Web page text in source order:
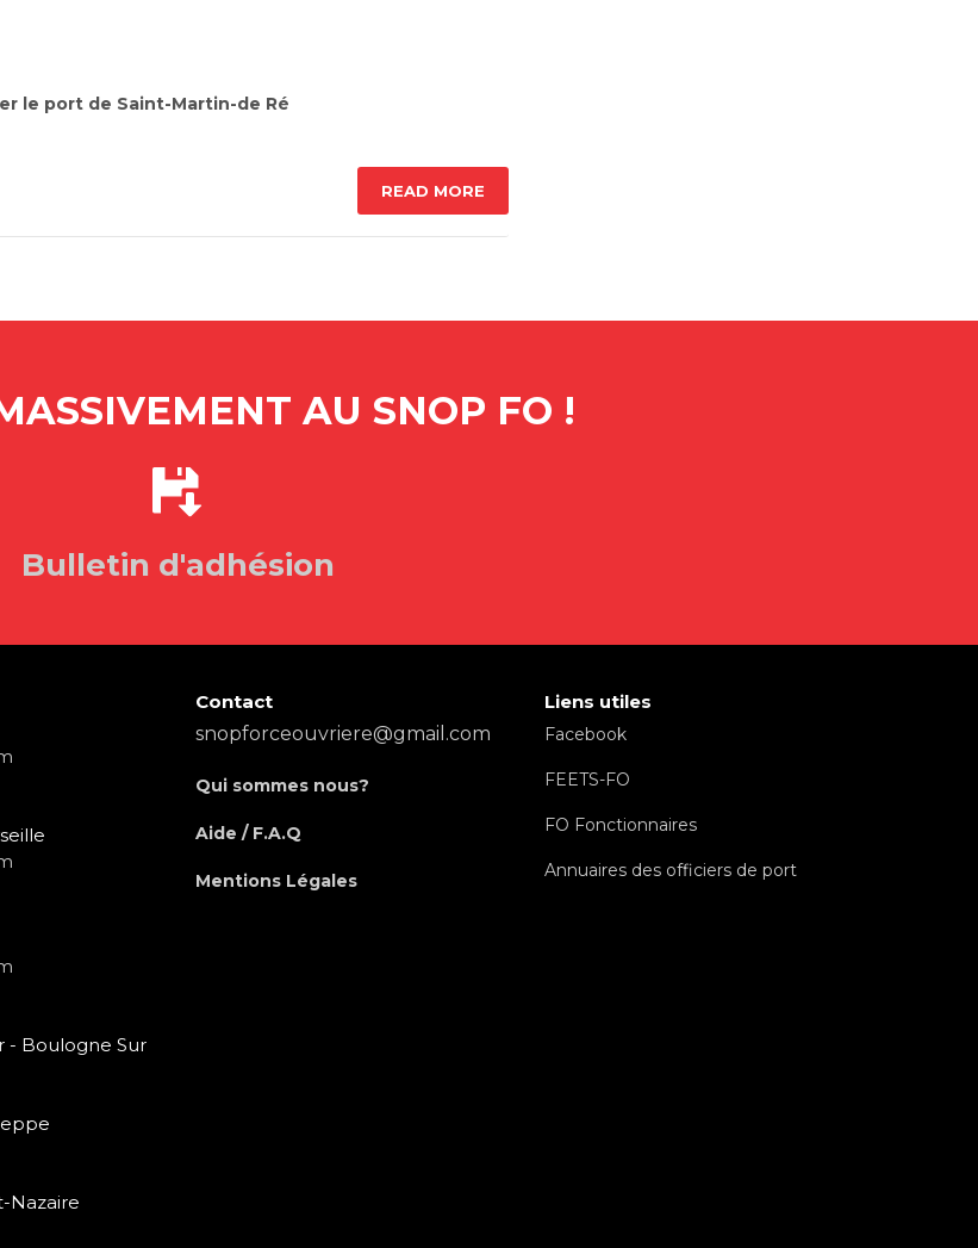
le port de Saint-Martin-de Ré
READ MORE
AU SNOP FO !
Bulletin d'adhésion
- Boulogne Sur
Nazaire
Contact
snopforceouvriere@gmail.com
Qui sommes nous?
Aide / F.A.Q
Mentions Légales
Liens utiles
Facebook
FEETS-FO
FO Fonctionnaires
Annuaires des officiers de port